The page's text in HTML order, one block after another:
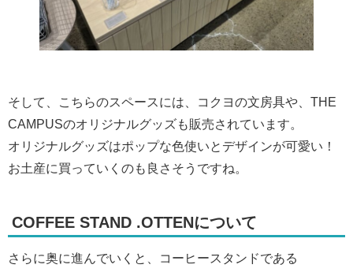
そして、こちらのスペースには、コクヨの文房具や、THE
CAMPUSのオリジナルグッズも販売されています。
オリジナルグッズはポップな色使いとデザインが可愛い！
お土産に買っていくのも良さそうですね。
COFFEE STAND .OTTENについて
さらに奥に進んでいくと、コーヒースタンドである